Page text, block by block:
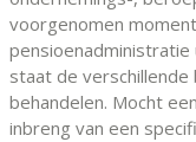
voorgenomen
staat de
behandelen. Mocht
inbreng van een